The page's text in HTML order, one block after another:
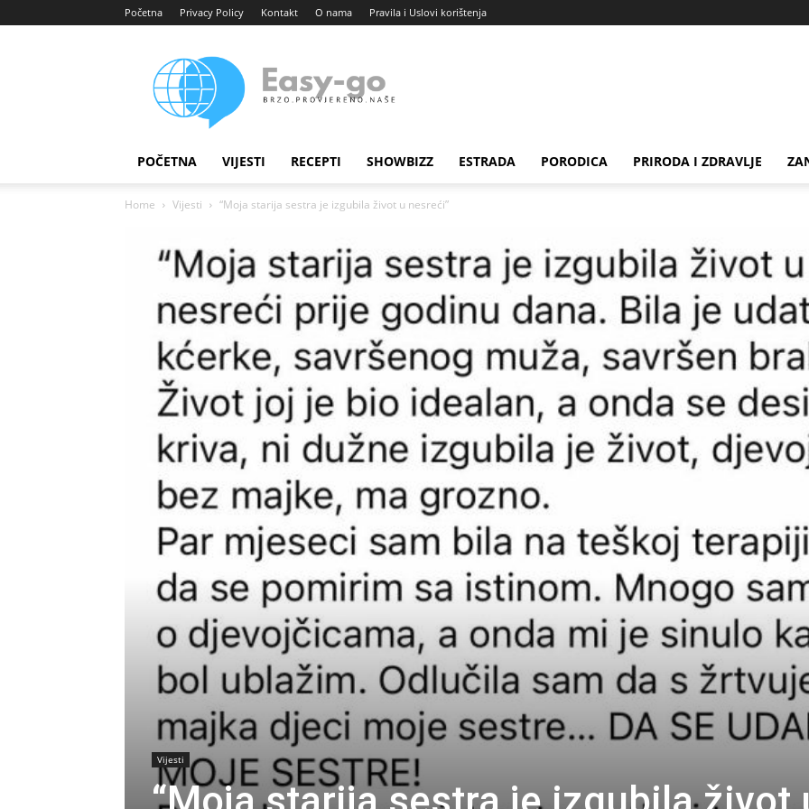
Početna Privacy Policy Kontakt O nama Pravila i Uslovi korištenja
portal
POČETNA VIJESTI RECEPTI SHOWBIZZ ESTRADA PORODICA PRIRODA I ZDRAVLJE
Home Vijesti “Moja starija sestra je izgubila život u nesreći”
Vijesti